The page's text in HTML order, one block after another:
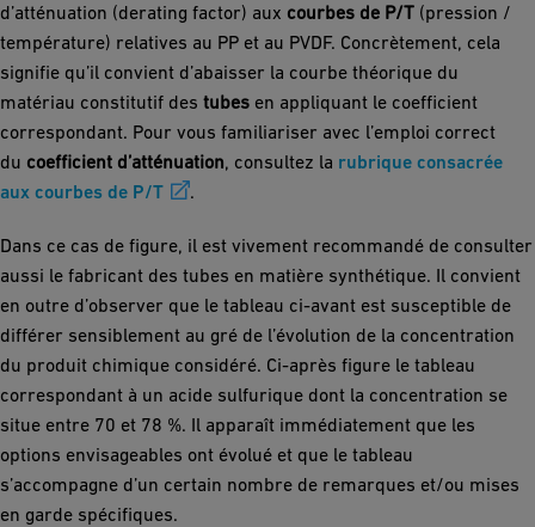
d’atténuation (derating factor) aux courbes de P/T (pression /
température) relatives au PP et au PVDF. Concrètement, cela
signifie qu’il convient d’abaisser la courbe théorique du
matériau constitutif des tubes en appliquant le coefficient
correspondant. Pour vous familiariser avec l’emploi correct
du coefficient d’atténuation, consultez la rubrique consacrée
aux courbes de P/T
.
Dans ce cas de figure, il est vivement recommandé de consulter
aussi le fabricant des tubes en matière synthétique. Il convient
en outre d’observer que le tableau ci-avant est susceptible de
différer sensiblement au gré de l’évolution de la concentration
du produit chimique considéré. Ci-après figure le tableau
correspondant à un acide sulfurique dont la concentration se
situe entre 70 et 78 %. Il apparaît immédiatement que les
options envisageables ont évolué et que le tableau
s’accompagne d’un certain nombre de remarques et/ou mises
en garde spécifiques.